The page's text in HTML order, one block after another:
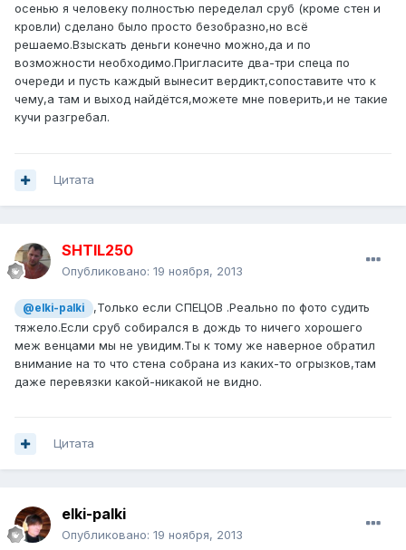
осенью я человеку полностью переделал сруб (кроме стен и
кровли) сделано было просто безобразно,но всё
решаемо.Взыскать деньги конечно можно,да и по
возможности необходимо.Пригласите два-три спеца по
очереди и пусть каждый вынесит вердикт,сопоставите что к
чему,а там и выход найдётся,можете мне поверить,и не такие
кучи разгребал.
Цитата
SHTIL250
Опубликовано: 19 ноября, 2013
@elki-palki
,Только если СПЕЦОВ .Реально по фото судить
тяжело.Если сруб собирался в дождь то ничего хорошего
меж венцами мы не увидим.Ты к тому же наверное обратил
внимание на то что стена собрана из каких-то огрызков,там
даже перевязки какой-никакой не видно.
Цитата
elki-palki
Опубликовано: 19 ноября, 2013